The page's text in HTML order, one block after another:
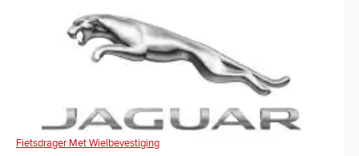
Fietsdrager Met Wielbevestiging